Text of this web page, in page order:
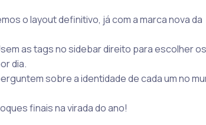
o layout definitivo, já com a marca nova da
as tags no sidebar direito para escolher os
dia.
sobre a identidade de cada um no
finais na virada do ano!